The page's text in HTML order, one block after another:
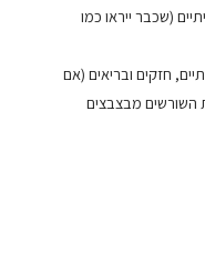
(שכבר ייראו כמו
לאחר שיש לו 3 עלים אמיתיים, חזקים ובריאים (אם
השורשים מבצבצים